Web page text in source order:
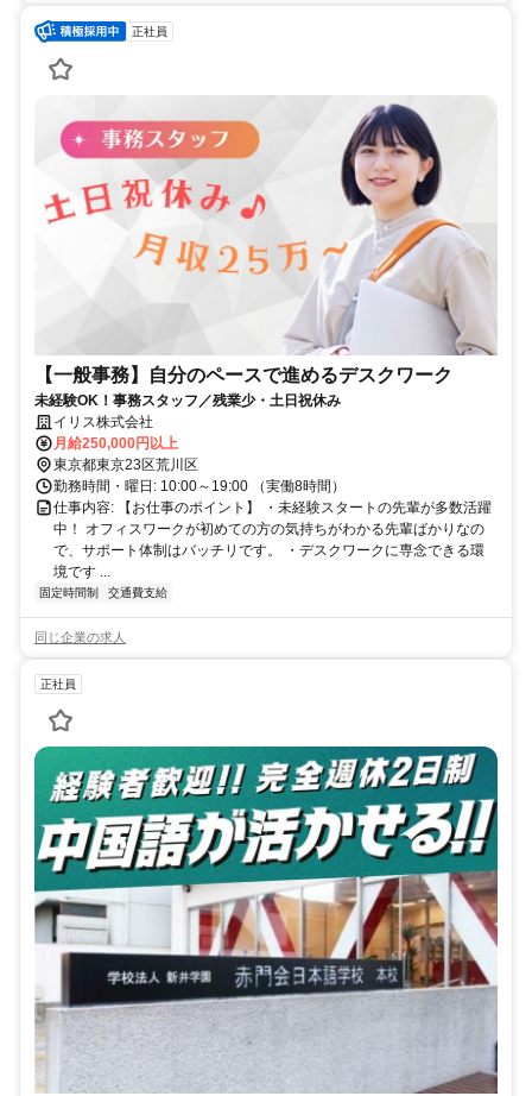
正社員
【一般事務】自分のペースで進めるデスクワーク
未経験OK！事務スタッフ／残業少・土日祝休み
イリス株式会社
月給250,000円以上
東京都東京23区荒川区
勤務時間・曜日: 10:00～19:00 （実働8時間）
仕事内容: 【お仕事のポイント】 ・未経験スタートの先輩が多数活躍
中！ オフィスワークが初めての方の気持ちがわかる先輩ばかりなの
で、サポート体制はバッチリです。 ・デスクワークに専念できる環
境です ...
固定時間制 交通費支給
同じ企業の求人
正社員